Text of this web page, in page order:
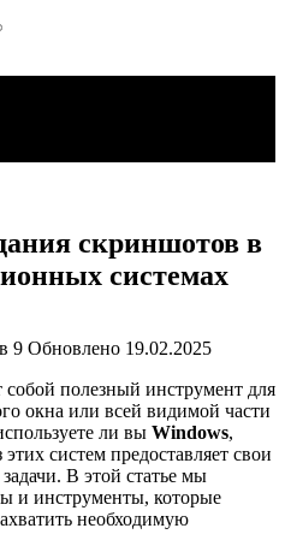
скриншотов в
системах
9 Обновлено 19.02.2025
полезный инструмент для
окна или всей видимой части
ли вы Windows,
систем предоставляет свои
В этой статье мы
и инструменты, которые
необходимую